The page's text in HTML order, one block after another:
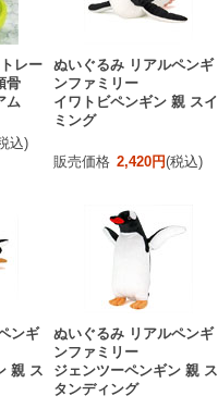
レー
骨
ム
込)
ぬいぐるみ リアルペンギ
ンファミリー
イワトビペンギン 親 スイ
ミング
販売価格 2,420円(税込)
ンギ
親 ス
ぬいぐるみ リアルペンギ
ンファミリー
ジェンツーペンギン 親 ス
タンディング